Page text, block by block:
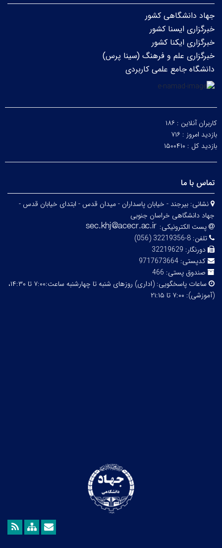
جهاد دانشگاهی کشور
خبرگزاری ایسنا کشور
خبرگزاری ایکنا کشور
خبرگزاری علم و فرهنگ (سینا پرس)
دانشگاه جامع علمی کاربردی
کاربران آنلاین : ۱۸۶
بازدید امروز : ۷۱۶
بازدید کل : ۱۵۰۰۴۱۰
تماس با ما
نشانی: بیرجند - خیابان پاسداران - میدان قدس - ابتدای خیابان قدس -
جهاد دانشگاهی خراسان جنوبی
پست الکترونیکی:
تلفن: 8-32219356 (056)
دورنگار: 32219629
کدپستی: 9717673664
صندوق پستی: 466
ساعات پاسخگویی:
(اداری) روزهای شنبه تا چهارشنبه ساعت:۷:۰۰ تا ۱۴:۳۰،
(آموزشی): ۷:۰۰ تا ۲۱:۱۵